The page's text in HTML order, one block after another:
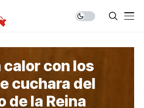
calor con los
cuchara del
de la Reina